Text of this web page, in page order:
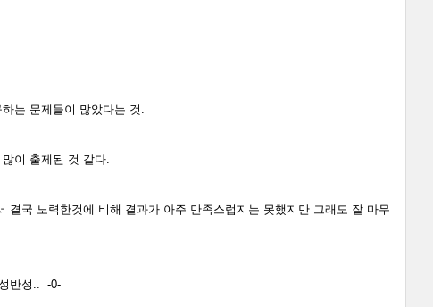
는 문제들이 많았다는 것.
이 출제된 것 같다.
국 노력한것에 비해 결과가 아주 만족스럽지는 못했지만 그래도 잘 마무
반성.. -0-